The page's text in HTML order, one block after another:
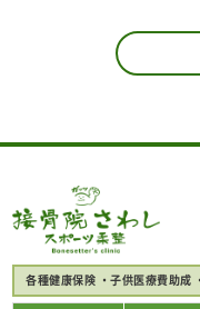
各種健康保険 子供医療費助成